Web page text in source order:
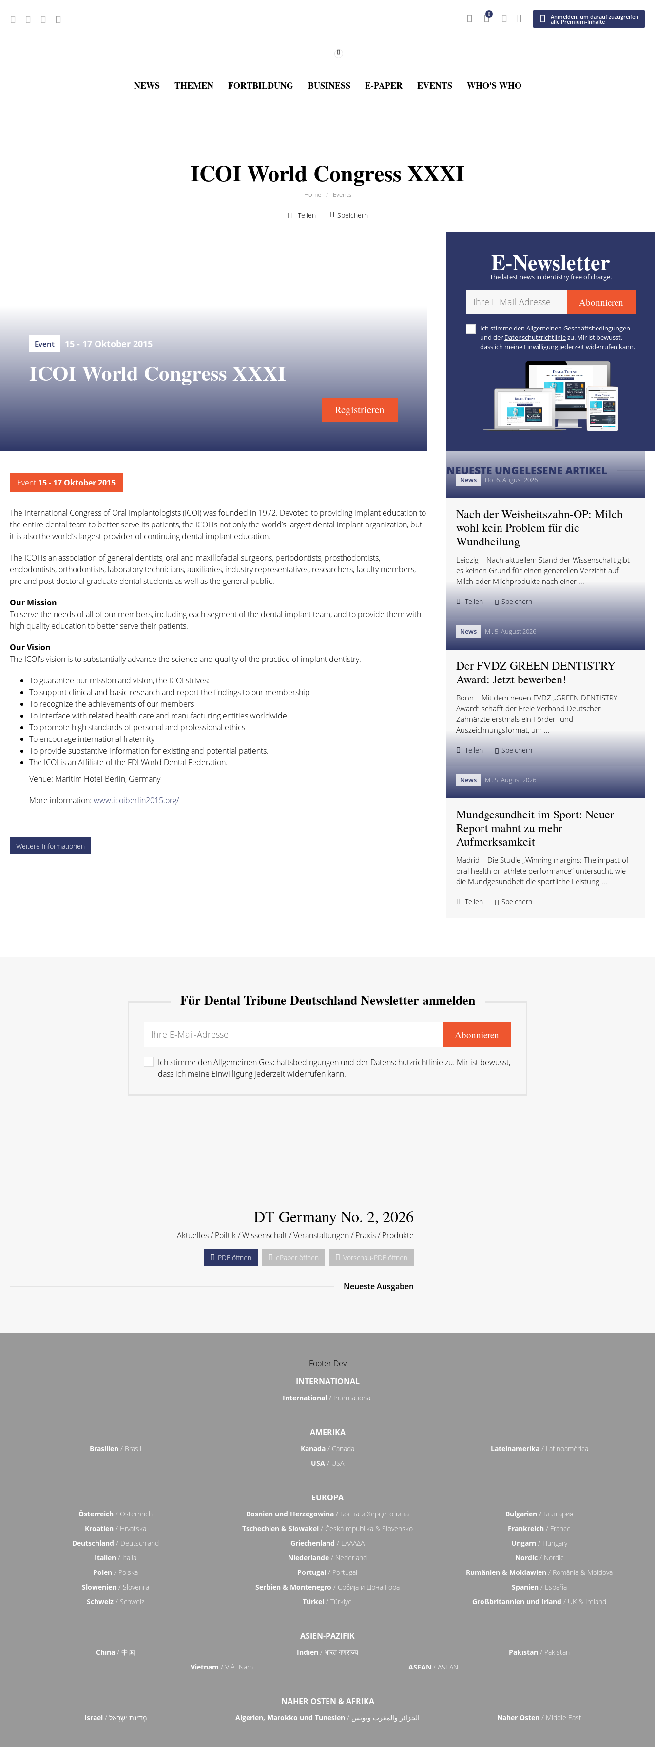
0 Anmelden, um darauf zuzugreifen
alle Premium-Inhalte
NEWS THEMEN FORTBILDUNG BUSINESS E-PAPER EVENTS WHO'S WHO
ICOI World Congress XXXI
Home / Events
Teilen Speichern
Event 15 - 17 Oktober 2015
ICOI World Congress XXXI
Registrieren
E-Newsletter
The latest news in dentistry free of charge.
Ich stimme den Allgemeinen Geschäftsbedingungen
und der Datenschutzrichtliniezu. Mir ist bewusst,
dass ich meine Einwilligung jederzeit widerrufen kann.
Event 15 - 17 Oktober 2015
The International Congress of Oral Implantologists (ICOI) was founded in 1972. Devoted to providing implant education to
the entire dental team to better serve its patients, the ICOI is not only the world’s largest dental implant organization, but
it is also the world’s largest provider of continuing dental implant education.
The ICOI is an association of general dentists, oral and maxillofacial surgeons, periodontists, prosthodontists,
endodontists, orthodontists, laboratory technicians, auxiliaries, industry representatives, researchers, faculty members,
pre and post doctoral graduate dental students as well as the general public.
Our Mission
To serve the needs of all of our members, including each segment of the dental implant team, and to provide them with
high quality education to better serve their patients.
Our Vision
The ICOI's vision is to substantially advance the science and quality of the practice of implant dentistry.
To guarantee our mission and vision, the ICOI strives:
To support clinical and basic research and report the findings to our membership
To recognize the achievements of our members
To interface with related health care and manufacturing entities worldwide
To promote high standards of personal and professional ethics
To encourage international fraternity
To provide substantive information for existing and potential patients.
The ICOI is an Affiliate of the FDI World Dental Federation.
Venue: Maritim Hotel Berlin, Germany
More information: www.icoiberlin2015.org/
Weitere Informationen
NEUESTE UNGELESENE ARTIKEL
News Do. 6. August 2026
Nach der Weisheitszahn-OP: Milch
wohl kein Problem für die
Wundheilung
Leipzig – Nach aktuellem Stand der Wissenschaft gibt
es keinen Grund für einen generellen Verzicht auf
Milch oder Milchprodukte nach einer ...
Teilen Speichern
News Mi. 5. August 2026
Der FVDZ GREEN DENTISTRY
Award: Jetzt bewerben!
Bonn – Mit dem neuen FVDZ „GREEN DENTISTRY
Award“ schafft der Freie Verband Deutscher
Zahnärzte erstmals ein Förder- und
Auszeichnungsformat, um ...
Teilen Speichern
News Mi. 5. August 2026
Mundgesundheit im Sport: Neuer
Report mahnt zu mehr
Aufmerksamkeit
Madrid – Die Studie „Winning margins: The impact of
oral health on athlete performance“ untersucht, wie
die Mundgesundheit die sportliche Leistung ...
Teilen Speichern
Für Dental Tribune Deutschland Newsletter anmelden
Ich stimme denAllgemeinen Geschäftsbedingungen und der Datenschutzrichtlinie zu. Mir ist bewusst,
dass ich meine Einwilligung jederzeit widerrufen kann.
DT Germany No. 2, 2026
Aktuelles / Poiltik / Wissenschaft / Veranstaltungen / Praxis / Produkte
PDF öffnen ePaper öffnen Vorschau-PDF öffnen
Neueste Ausgaben
Footer Dev
INTERNATIONAL
International / International
AMERIKA
Brasilien / Brasil Kanada/ Canada Lateinamerika/ Latinoamérica
USA/ USA
EUROPA
Österreich / Österreich Bosnien und Herzegowina/ Босна и Херцеговина Bulgarien / България
Kroatien / Hrvatska Tschechien & Slowakei / Česká republika & Slovensko Frankreich / France
Deutschland / Deutschland Griechenland / ΕΛΛΑΔΑ Ungarn / Hungary
Italien / Italia Niederlande/ Nederland Nordic/ Nordic
Polen / Polska Portugal / Portugal Rumänien & Moldawien / România & Moldova
Slowenien / Slovenija Serbien & Montenegro / Србија и Црна Гора Spanien / España
Schweiz / Schweiz Türkei / Türkiye Großbritannien und Irland / UK & Ireland
ASIEN-PAZIFIK
China / 中国 Indien / भारत गणराज्य Pakistan / Pākistān
Vietnam / Việt Nam ASEAN / ASEAN
NAHER OSTEN & AFRIKA
Israel / מְדִינַת יִשְׂרָאֵל Algerien, Marokko und Tunesien / الجزائر والمغرب وتونس Naher Osten / Middle East